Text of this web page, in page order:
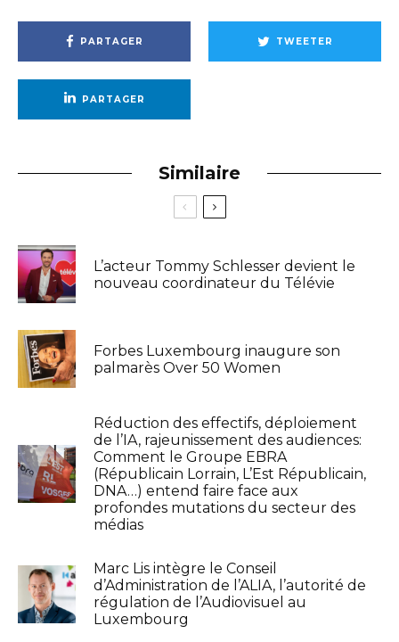
PARTAGER TWEETER
PARTAGER
Similaire
L’acteur Tommy Schlesser devient le
nouveau coordinateur du Télévie
Forbes Luxembourg inaugure son
palmarès Over 50 Women
Réduction des effectifs, déploiement
de l’IA, rajeunissement des audiences:
Comment le Groupe EBRA
(Républicain Lorrain, L’Est Républicain,
DNA…) entend faire face aux
profondes mutations du secteur des
médias
Marc Lis intègre le Conseil
d’Administration de l’ALIA, l’autorité de
régulation de l’Audiovisuel au
Luxembourg